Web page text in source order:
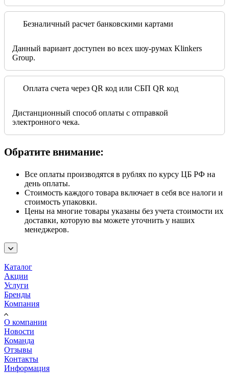
Безналичный расчет банковскими картами
Данный вариант доступен во всех шоу-румах Klinkers
Group.
Оплата счета через QR код или СБП QR код
Дистанционный способ оплаты с отправкой
электронного чека.
Обратите внимание:
Все оплаты производятся в рублях по курсу ЦБ РФ на
день оплаты.
Стоимость каждого товара включает в себя все налоги и
стоимость упаковки.
Цены на многие товары указаны без учета стоимости их
доставки, которую вы можете уточнить у наших
менеджеров.
Каталог
Акции
Услуги
Бренды
Компания
О компании
Новости
Команда
Отзывы
Контакты
Информация